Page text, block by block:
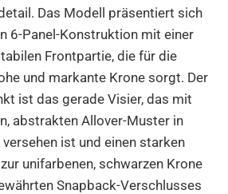
Das Modell präsentiert sich
6-Panel-Konstruktion mit einer
Frontpartie, die für die
und markante Krone sorgt. Der
ist das gerade Visier, das mit
abstrakten Allover-Muster in
ist und einen starken
unifarbenen, schwarzen Krone
Snapback-Verschlusses